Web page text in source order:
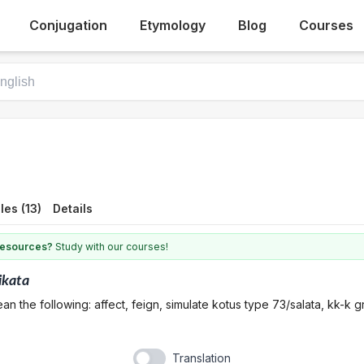
Conjugation Etymology Blog Courses
(13) Details
Study with our courses!
the following: affect, feign, simulate kotus type 73/salata, kk-k
Translation